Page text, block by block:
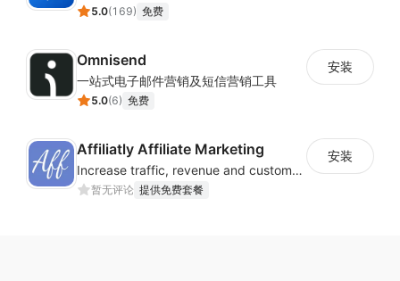
5.0(169) 免费
Omnisend
一站式电子邮件营销及短信营销工具
5.0(6) 免费
安装
Affiliatly Affiliate Marketing
Increase traffic, revenue and customer retention with an affiliate program
暂无评论 提供免费套餐
安装